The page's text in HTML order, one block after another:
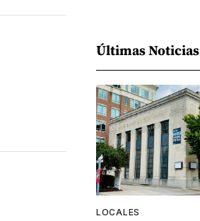
Últimas Noticias
LOCALES